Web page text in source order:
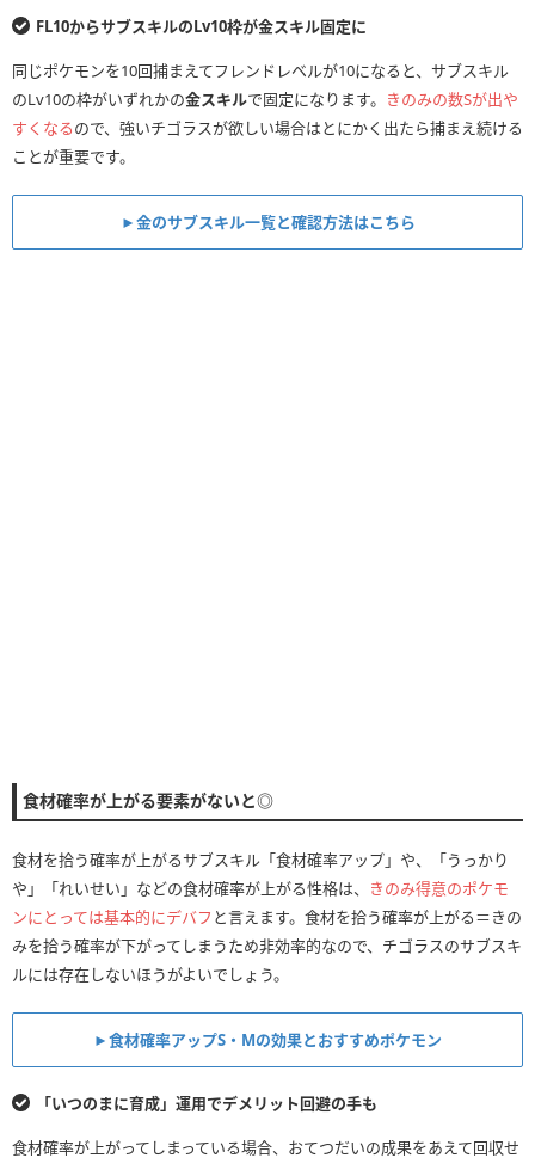
FL10からサブスキルのLv10枠が金スキル固定に
同じポケモンを10回捕まえてフレンドレベルが10になると、サブスキル
のLv10の枠がいずれかの金スキルで固定になります。 きのみの数Sが出や
すくなるので、強いチゴラスが欲しい場合はとにかく出たら捕まえ続ける
ことが重要です。
►金のサブスキル一覧と確認方法はこちら
食材確率が上がる要素がないと◎
食材を拾う確率が上がるサブスキル「食材確率アップ」や、「うっかり
や」「れいせい」などの食材確率が上がる性格は、
きのみ得意のポケモ
ンにとっては基本的にデバフ と言えます。食材を拾う確率が上がる＝きの
みを拾う確率が下がってしまうため非効率的なので、チゴラスのサブスキ
ルには存在しないほうがよいでしょう。
►食材確率アップS・Mの効果とおすすめポケモン
「いつのまに育成」運用でデメリット回避の手も
食材確率が上がってしまっている場合、おてつだいの成果をあえて回収せ